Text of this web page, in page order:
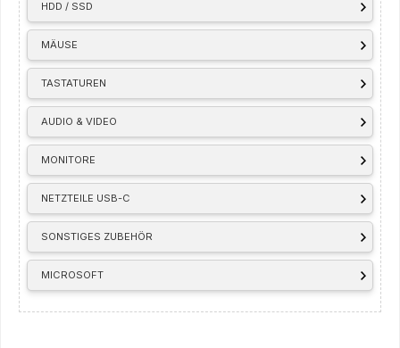
HDD / SSD
MÄUSE
TASTATUREN
AUDIO & VIDEO
MONITORE
NETZTEILE USB-C
SONSTIGES ZUBEHÖR
MICROSOFT